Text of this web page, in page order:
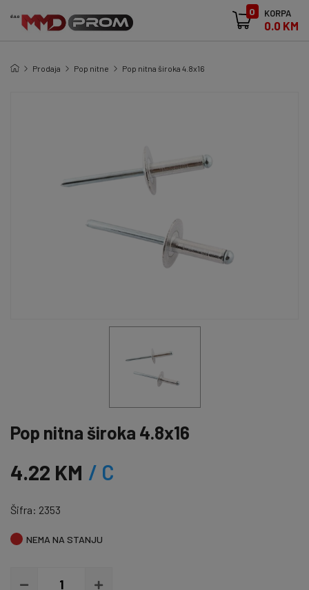
0 KORPA
0.0 KM
Prodaja Pop nitne Pop nitna široka 4.8x16
Pop nitna široka 4.8x16
4.22 KM / C
Šifra: 2353
NEMA NA STANJU